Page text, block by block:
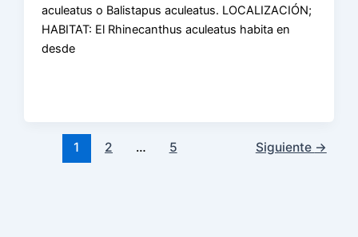
aculeatus o Balistapus aculeatus. LOCALIZACIÓN;
HABITAT: El Rhinecanthus aculeatus habita en
desde
1 2 … 5 Siguiente →